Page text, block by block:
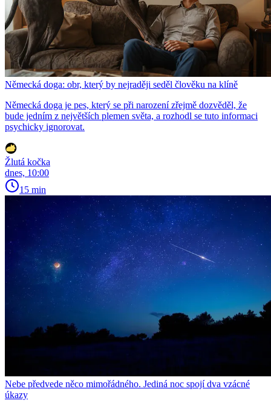
Německá doga: obr, který by nejraději seděl člověku na klíně
Německá doga je pes, který se při narození zřejmě dozvěděl, že
bude jedním z největších plemen světa, a rozhodl se tuto informaci
psychicky ignorovat.
Žlutá kočka
dnes, 10:00
15 min
Nebe předvede něco mimořádného. Jediná noc spojí dva vzácné
úkazy